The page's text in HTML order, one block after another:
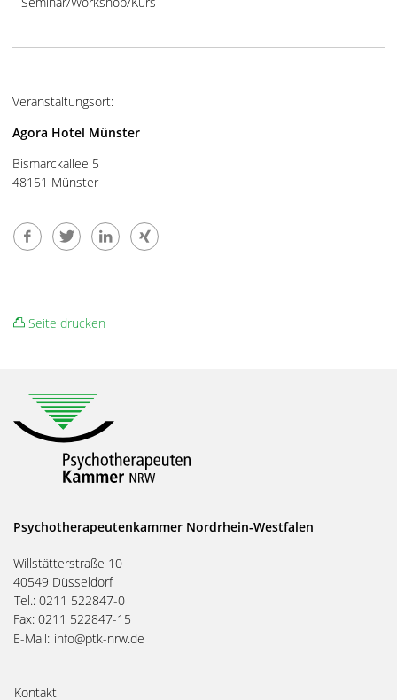
Veranstaltungsort:
Agora Hotel Münster
Bismarckallee 5
48151 Münster
Seite drucken
Psychotherapeutenkammer Nordrhein-Westfalen
Willstätterstraße 10
40549 Düsseldorf
Tel.: 0211 522847-0
Fax: 0211 522847-15
E-Mail: info@ptk-nrw.de
Kontakt